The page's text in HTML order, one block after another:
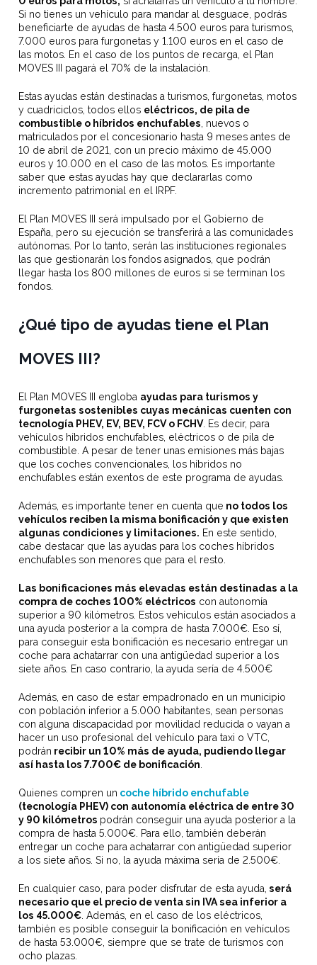
Si no tienes un vehículo para mandar al desguace, podrás
beneficiarte de ayudas de hasta 4.500 euros para turismos,
7.000 euros para furgonetas y 1.100 euros en el caso de
las motos. En el caso de los puntos de recarga, el Plan
MOVES III pagará el 70% de la instalación.
Estas ayudas están destinadas a turismos, furgonetas, motos
y cuadriciclos, todos ellos eléctricos, de pila de
combustible o híbridos enchufables , nuevos o
matriculados por el concesionario hasta 9 meses antes de
10 de abril de 2021, con un precio máximo de 45.000
euros y 10.000 en el caso de las motos. Es importante
saber que estas ayudas hay que declararlas como
incremento patrimonial en el IRPF.
El Plan MOVES III será impulsado por el Gobierno de
España, pero su ejecución se transferirá a las comunidades
autónomas. Por lo tanto, serán las instituciones regionales
las que gestionarán los fondos asignados, que podrán
llegar hasta los 800 millones de euros si se terminan los
fondos.
¿Qué tipo de ayudas tiene el Plan
MOVES III?
El Plan MOVES III engloba ayudas para turismos y
furgonetas sostenibles cuyas mecánicas cuenten con
tecnología PHEV, EV, BEV, FCV o FCHV. Es decir, para
vehículos híbridos enchufables, eléctricos o de pila de
combustible. A pesar de tener unas emisiones más bajas
que los coches convencionales, los híbridos no
enchufables están exentos de este programa de ayudas.
Además, es importante tener en cuenta que no todos los
vehículos reciben la misma bonificación y que existen
algunas condiciones y limitaciones. En este sentido,
cabe destacar que las ayudas para los coches híbridos
enchufables son menores que para el resto.
Las bonificaciones más elevadas están destinadas a la
compra de coches 100% eléctricos con autonomía
superior a 90 kilómetros. Estos vehículos están asociados a
una ayuda posterior a la compra de hasta 7.000€. Eso sí,
para conseguir esta bonificación es necesario entregar un
coche para achatarrar con una antigüedad superior a los
siete años. En caso contrario, la ayuda sería de 4.500€
Además, en caso de estar empadronado en un municipio
con población inferior a 5.000 habitantes, sean personas
con alguna discapacidad por movilidad reducida o vayan a
hacer un uso profesional del vehículo para taxi o VTC,
podrán recibir un 10% más de ayuda, pudiendo llegar
así hasta los 7.700€ de bonificación
Quienes compren un coche híbrido enchufable
(tecnología PHEV) con autonomía eléctrica de entre 30
y 90 kilómetros podrán conseguir una ayuda posterior a la
compra de hasta 5.000€. Para ello, también deberán
entregar un coche para achatarrar con antigüedad superior
a los siete años. Si no, la ayuda máxima sería de 2.500€.
En cualquier caso, para poder disfrutar de esta ayuda, será
necesario que el precio de venta sin IVA sea inferior a
los 45.000€ . Además, en el caso de los eléctricos,
también es posible conseguir la bonificación en vehículos
de hasta 53.000€, siempre que se trate de turismos con
ocho plazas.